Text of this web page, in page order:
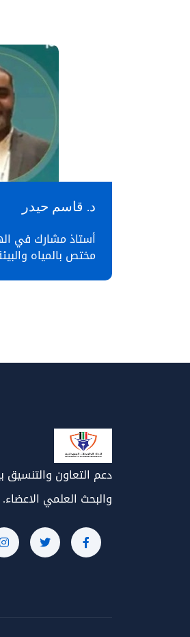
د. قاسم حيدر
أستاذ مشارك في
مختص بالمياه
دعم التعاون
والبحث العلمي الاعضاء.